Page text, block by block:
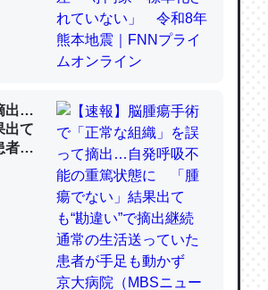
ないのか」に関する新仮説
貝類は苦労してるんだな…。腹足
ないのか」に関する新仮説
出…
出て
者が
ニ